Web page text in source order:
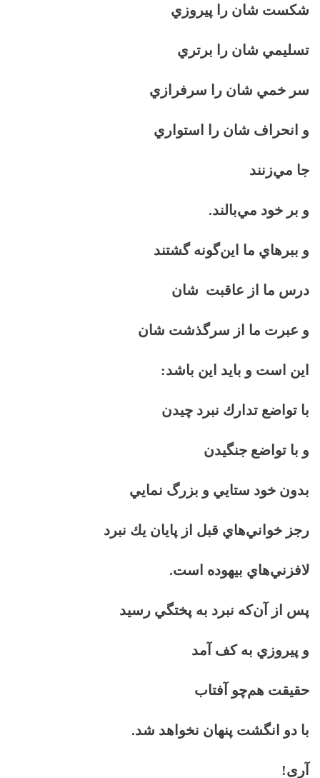
شكست شان را پيروزي
تسليمي شان را برتري
سر خمي شان را سرفرازي
و انحراف شان را استواري
جا مي‌زنند
و بر خود مي‌بالند.
و ببرهاي ما اين‌گونه گشتند
درس ما از عاقبت شان
و عبرت ما از سرگذشت شان
اين است و بايد اين باشد:
با تواضع تدارك نبرد چيدن
و با تواضع جنگيدن
بدون خود ستايي و بزرگ نمايي
رجز خواني‌هاي قبل از پايان يك نبرد
لافزني‌هاي بيهوده است.
پس از آن‌كه نبرد به پختگي رسيد
و پيروزي به كف آمد
حقيقت هم‌چو آفتاب
با دو انگشت پنهان نخواهد شد.
آری!